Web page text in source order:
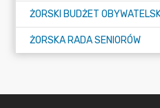
ŻORSKI BUDŻET
ŻORSKA RADA SENIORÓW